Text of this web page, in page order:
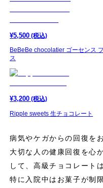
¥5,500 (税込)
BeBeBe chocolatier ゴーセンス
ス
¥3,200 (税込)
Ripple sweets 生チョコレート
病気やケガからの回復を
大切な人の健康回復を心
して、高級チョコレート
特に入院中はお菓子が制